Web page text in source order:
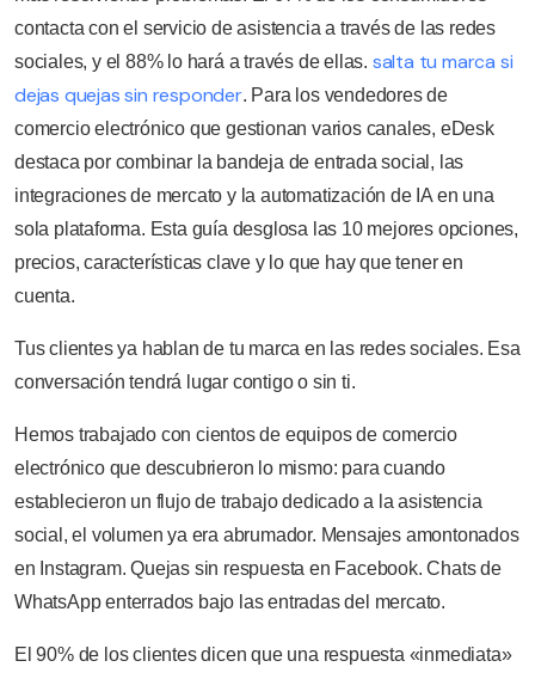
contacta con el servicio de asistencia a través de las redes
sociales, y el 88% lo hará a través de ellas. salta tu marca si
dejas quejas sin responder. Para los vendedores de
comercio electrónico que gestionan varios canales, eDesk
destaca por combinar la bandeja de entrada social, las
integraciones de mercato y la automatización de IA en una
sola plataforma. Esta guía desglosa las 10 mejores opciones,
precios, características clave y lo que hay que tener en
cuenta.
Tus clientes ya hablan de tu marca en las redes sociales. Esa
conversación tendrá lugar contigo o sin ti.
Hemos trabajado con cientos de equipos de comercio
electrónico que descubrieron lo mismo: para cuando
establecieron un flujo de trabajo dedicado a la asistencia
social, el volumen ya era abrumador. Mensajes amontonados
en Instagram. Quejas sin respuesta en Facebook. Chats de
WhatsApp enterrados bajo las entradas del mercato.
El 90% de los clientes dicen que una respuesta «inmediata»